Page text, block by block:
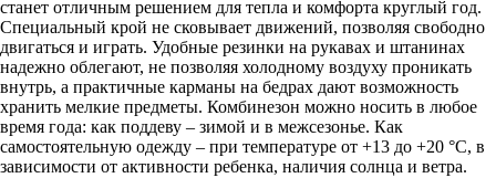
станет отличным решением для тепла и комфорта круглый год.
Специальный крой не сковывает движений, позволяя свободно
двигаться и играть. Удобные резинки на рукавах и штанинах
надежно облегают, не позволяя холодному воздуху проникать
внутрь, а практичные карманы на бедрах дают возможность
хранить мелкие предметы. Комбинезон можно носить в любое
время года: как поддеву – зимой и в межсезонье. Как
самостоятельную одежду – при температуре от +13 до +20 °C, в
зависимости от активности ребенка, наличия солнца и ветра.